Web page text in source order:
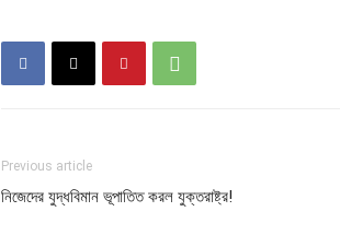
Previous article
নিজেদের যুদ্ধবিমান ভূপাতিত করল যুক্তরাষ্ট্র!